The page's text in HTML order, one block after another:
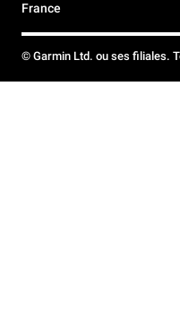
France
© Garmin Ltd. ou ses filiales.